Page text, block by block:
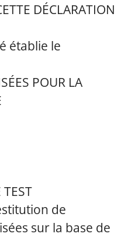
DÉCLARATION
établie le
POUR LA
de
sur la base de